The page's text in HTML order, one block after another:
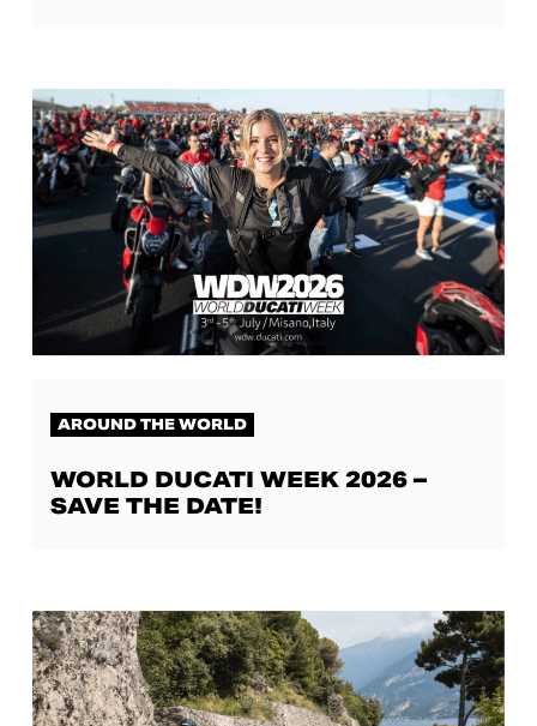
AROUND THE WORLD
WORLD DUCATI WEEK 2026 –
SAVE THE DATE!